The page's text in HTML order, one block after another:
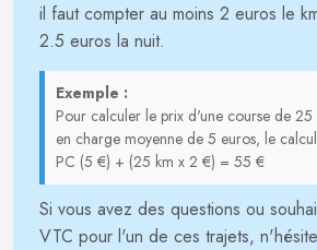
il faut compter au moins 2 euros le
2.5 euros la nuit.
Exemple :
Pour calculer le prix d'une course de 25
en charge moyenne de 5 euros, le
PC (5 €) + (25 km x 2 €) = 55 €
Si vous avez des questions ou
VTC pour l'un de ces trajets,